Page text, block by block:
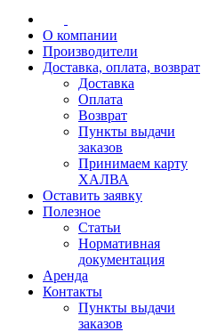
О компании
Производители
Доставка, оплата, возврат
Доставка
Оплата
Возврат
Пункты выдачи
заказов
Принимаем карту
ХАЛВА
Оставить заявку
Полезное
Статьи
Нормативная
документация
Аренда
Контакты
Пункты выдачи
заказов